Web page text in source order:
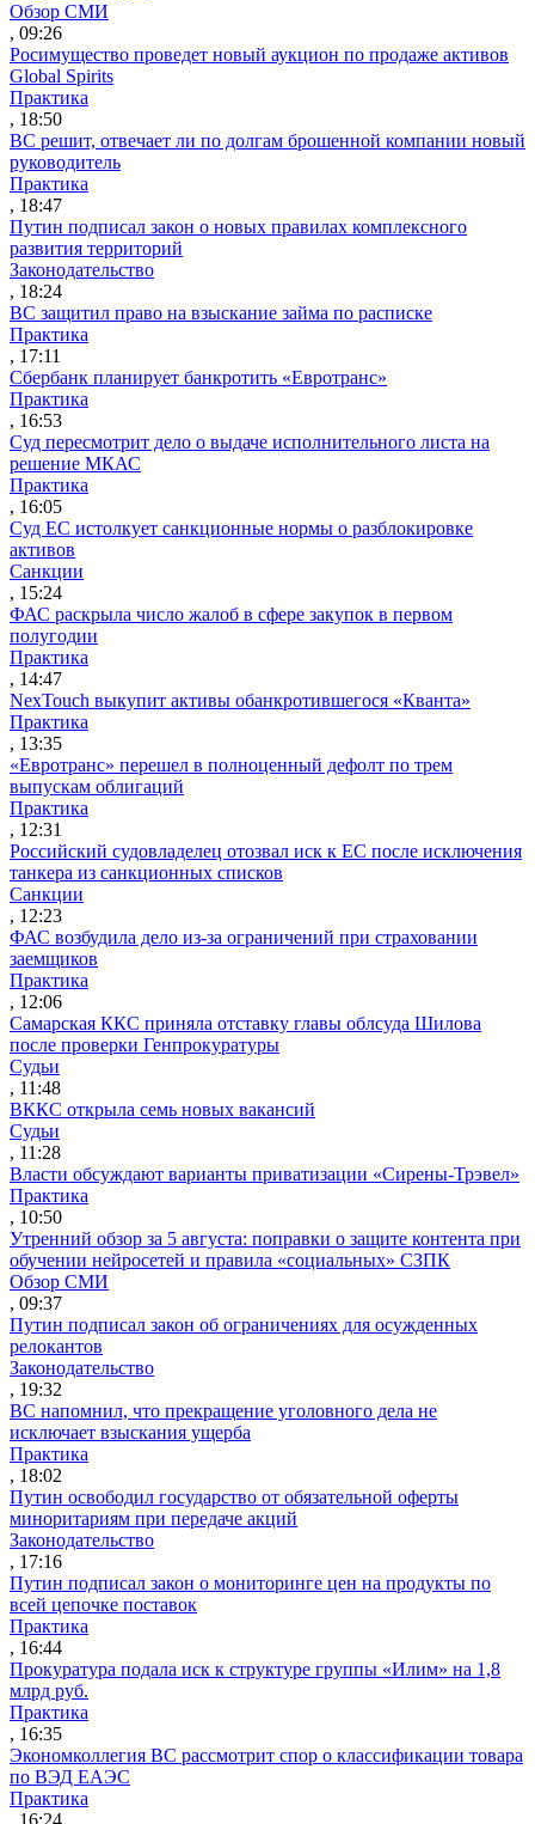
Обзор СМИ
, 09:26
Росимущество проведет новый аукцион по продаже активов
Global Spirits
Практика
, 18:50
ВС решит, отвечает ли по долгам брошенной компании новый
руководитель
Практика
, 18:47
Путин подписал закон о новых правилах комплексного
развития территорий
Законодательство
, 18:24
ВС защитил право на взыскание займа по расписке
Практика
, 17:11
Сбербанк планирует банкротить «Евротранс»
Практика
, 16:53
Суд пересмотрит дело о выдаче исполнительного листа на
решение МКАС
Практика
, 16:05
Суд ЕС истолкует санкционные нормы о разблокировке
активов
Санкции
, 15:24
ФАС раскрыла число жалоб в сфере закупок в первом
полугодии
Практика
, 14:47
NexTouch выкупит активы обанкротившегося «Кванта»
Практика
, 13:35
«Евротранс» перешел в полноценный дефолт по трем
выпускам облигаций
Практика
, 12:31
Российский судовладелец отозвал иск к ЕС после исключения
танкера из санкционных списков
Санкции
, 12:23
ФАС возбудила дело из-за ограничений при страховании
заемщиков
Практика
, 12:06
Самарская ККС приняла отставку главы облсуда Шилова
после проверки Генпрокуратуры
Судьи
, 11:48
ВККС открыла семь новых вакансий
Судьи
, 11:28
Власти обсуждают варианты приватизации «Сирены-Трэвел»
Практика
, 10:50
Утренний обзор за 5 августа: поправки о защите контента при
обучении нейросетей и правила «социальных» СЗПК
Обзор СМИ
, 09:37
Путин подписал закон об ограничениях для осужденных
релокантов
Законодательство
, 19:32
ВС напомнил, что прекращение уголовного дела не
исключает взыскания ущерба
Практика
, 18:02
Путин освободил государство от обязательной оферты
миноритариям при передаче акций
Законодательство
, 17:16
Путин подписал закон о мониторинге цен на продукты по
всей цепочке поставок
Практика
, 16:44
Прокуратура подала иск к структуре группы «Илим» на 1,8
млрд руб.
Практика
, 16:35
Экономколлегия ВС рассмотрит спор о классификации товара
по ВЭД ЕАЭС
Практика
, 16:24